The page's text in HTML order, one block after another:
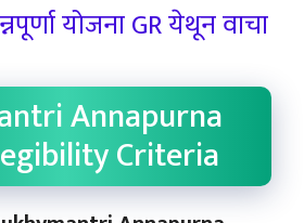
योजना GR येथून वाचा
Annapurna
Criteria